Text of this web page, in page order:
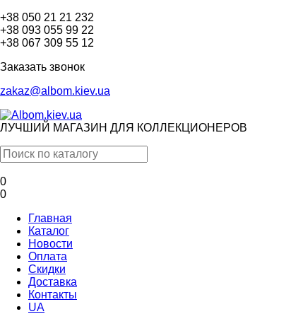
+38 050 21 21 232
+38 093 055 99 22
+38 067 309 55 12
Заказать звонок
zakaz@albom.kiev.ua
ЛУЧШИЙ МАГАЗИН ДЛЯ КОЛЛЕКЦИОНЕРОВ
0
0
Главная
Каталог
Новости
Оплата
Скидки
Доставка
Контакты
UA